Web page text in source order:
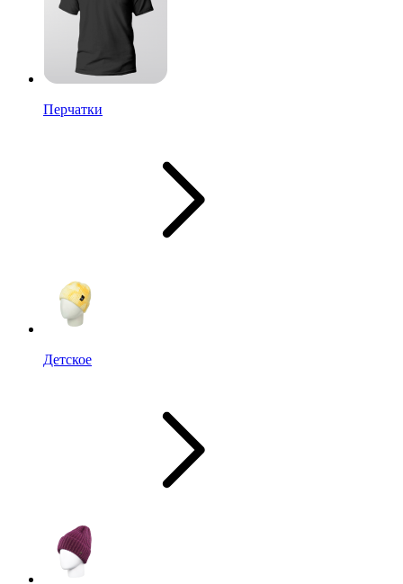
Перчатки
Детское